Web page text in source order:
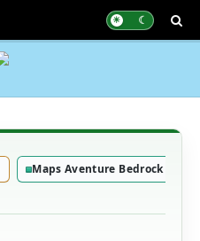
Maps Aventure Bedrock